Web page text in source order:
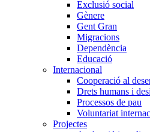
Exclusió social
Gènere
Gent Gran
Migracions
Dependència
Educació
Internacional
Cooperació al
Drets humans i
Processos de pau
Voluntariat
Projectes